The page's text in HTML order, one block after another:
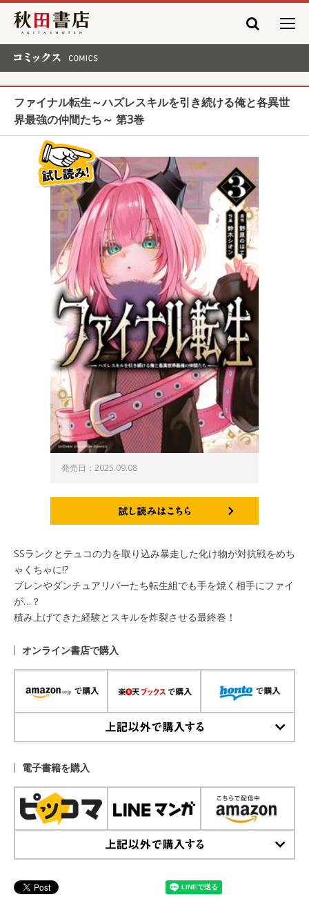
秋田書店
ファイナル転生～ハズレスキルを引き続ける俺と各異世
界最強の仲間たち～ 第3巻
発売日：2025.09.08
SSランクとテュコの力を取り込み暴走した化け物が対抗戦をめち
ゃくちゃに!?
ブレンやダンチュアリバーたち転生組でも手を焼く相手にファイ
が…？
積み上げてきた経験とスキルを炸裂させる最終巻！
オンライン書店で購入
電子書籍を購入